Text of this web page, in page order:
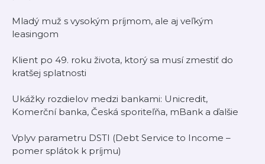
Mladý muž s vysokým príjmom, ale aj veľkým
leasingom
Klient po 49. roku života, ktorý sa musí zmestiť do
kratšej splatnosti
Ukážky rozdielov medzi bankami: Unicredit,
Komerční banka, Česká sporiteľňa, mBank a ďalšie
Vplyv parametru DSTI (Debt Service to Income –
pomer splátok k príjmu)